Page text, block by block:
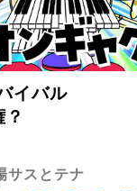
イバル
？
サスとテナ